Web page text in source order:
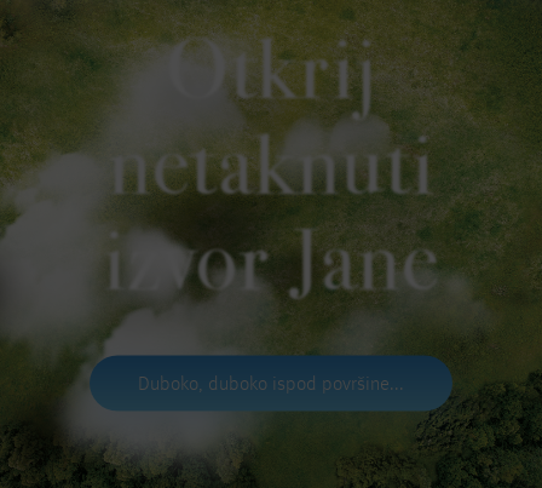
Otkrij
netaknuti
izvor Jane
Duboko, duboko ispod površine...